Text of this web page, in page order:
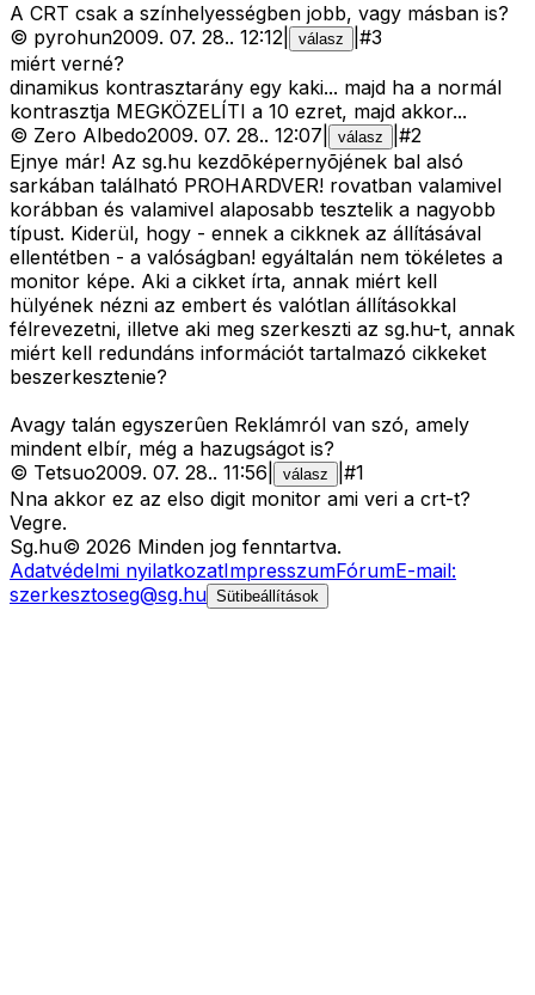
A CRT csak a színhelyességben jobb, vagy másban is?
© pyrohun2009. 07. 28.. 12:12 válasz #3
miért verné?
dinamikus kontrasztarány egy kaki... majd ha a normál
kontrasztja MEGKÖZELÍTI a 10 ezret, majd akkor...
© Zero Albedo2009. 07. 28.. 12:07 válasz #2
Ejnye már! Az sg.hu kezdõképernyõjének bal alsó
sarkában található PROHARDVER! rovatban valamivel
korábban és valamivel alaposabb tesztelik a nagyobb
típust. Kiderül, hogy - ennek a cikknek az állításával
ellentétben - a valóságban! egyáltalán nem tökéletes a
monitor képe. Aki a cikket írta, annak miért kell
hülyének nézni az embert és valótlan állításokkal
félrevezetni, illetve aki meg szerkeszti az sg.hu-t, annak
miért kell redundáns információt tartalmazó cikkeket
beszerkesztenie?
Avagy talán egyszerûen Reklámról van szó, amely
mindent elbír, még a hazugságot is?
© Tetsuo2009. 07. 28.. 11:56 válasz #1
Nna akkor ez az elso digit monitor ami veri a crt-t?
Vegre.
Sg.hu© 2026 Minden jog fenntartva.
Adatvédelmi nyilatkozatImpresszumFórumE-mail:
szerkesztoseg@sg.hu Sütibeállítások